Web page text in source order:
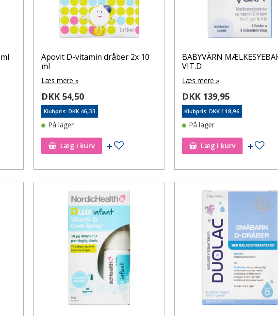
ønskeseddel
Apovit D-vitamin dråber 2x 10
ml
Læs mere »
DKK 54,50
Klubpris: DKK 46,33
På lager
Læg i kurv Tilføj til ønskeseddel
BABYVÄRN
VIT.D
Læs mere »
DKK 139,95
Klubpris: DKK 118,96
På lager
Læg i kurv